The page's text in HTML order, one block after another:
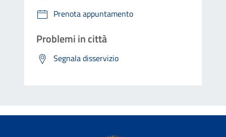
Prenota appuntamento
Problemi in città
Segnala disservizio